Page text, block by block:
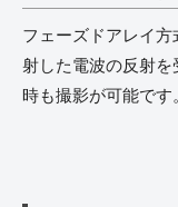
フェーズドアレイ
射した電波の反射
時も撮影が可能です